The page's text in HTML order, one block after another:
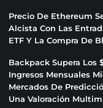
Precio De Ethereum
Alcista Con Las
ETF Y La Compra De
Backpack Supera Los
Ingresos Mensuales
Mercados De
Una Valoración